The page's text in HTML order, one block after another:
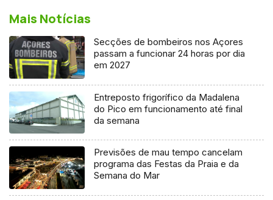
Mais Notícias
Secções de bombeiros nos Açores
passam a funcionar 24 horas por dia
em 2027
Entreposto frigorífico da Madalena
do Pico em funcionamento até final
da semana
Previsões de mau tempo cancelam
programa das Festas da Praia e da
Semana do Mar